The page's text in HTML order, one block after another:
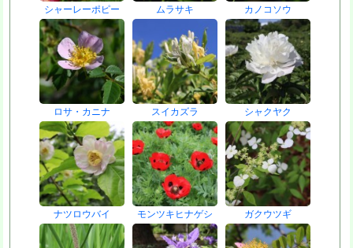
シャーレーポピー ムラサキ カノコソウ
ロサ・カニナ スイカズラ シャクヤク
ナツロウバイ モンツキヒナゲシ ガクウツギ